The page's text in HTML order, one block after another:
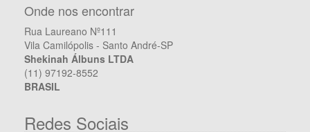
Onde nos encontrar
Rua Laureano Nº111
Vila Camilópolis - Santo André-SP
Shekinah Álbuns LTDA
(11) 97192-8552
BRASIL
Redes Sociais